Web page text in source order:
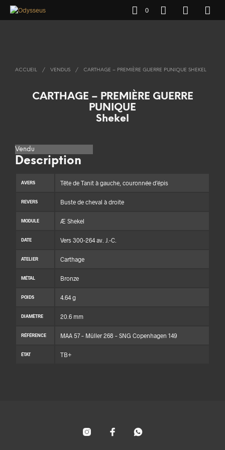
0
ACCUEIL / VENDUS / CARTHAGE – PREMIÈRE GUERRE PUNIQUE SHEKEL
CARTHAGE – PREMIÈRE GUERRE
PUNIQUE
Shekel
Vendu
Description
AVERS Tête de Tanit à gauche, couronnée d’épis
REVERS Buste de cheval à droite
MODULE Æ Shekel
DATE Vers 300-264 av. J.-C.
ATELIER Carthage
MÉTAL Bronze
POIDS 4.64 g
DIAMÈTRE 20.6 mm
RÉFÉRENCE MAA 57 – Müller 268 – SNG Copenhagen 149
ÉTAT TB+